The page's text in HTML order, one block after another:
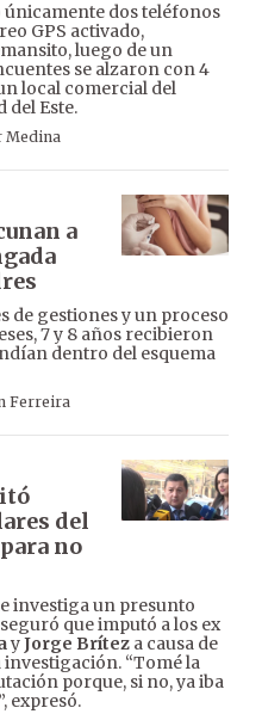
dos teléfonos
GPS activado,
luego de un
se alzaron con 4
local comercial del
del Este.
Medina
a
de gestiones y un proceso
7 y 8 años recibieron
dentro del esquema
Ferreira
del
no
investiga un presunto
que imputó a los ex
yJorge Brítez a causa de
“Tomé la
porque, si no, ya iba
expresó.